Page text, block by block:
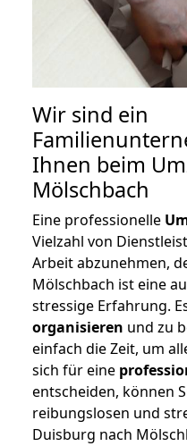
Wir sind ein
Ihnen beim
Mölschbach
Eine professionelle
Vielzahl von
Arbeit abzunehmen,
Mölschbach ist eine
stressige Erfahrung.
organisieren und zu
einfach die Zeit, um
sich für eine
entscheiden, können
reibungslosen und
Duisburg nach